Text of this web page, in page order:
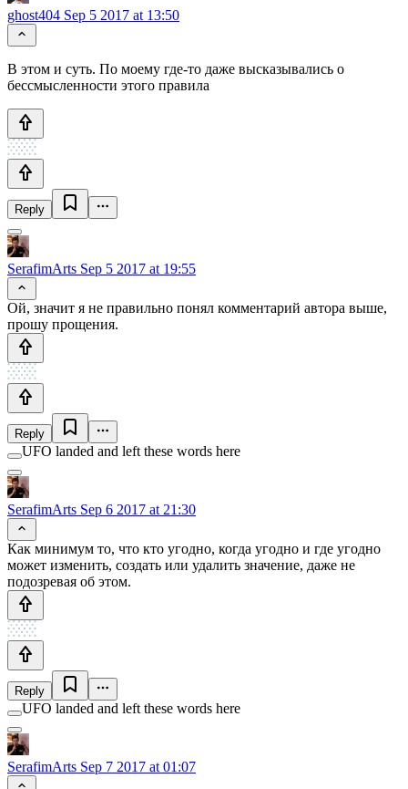
ghost404 Sep 5 2017 at 13:50
В этом и суть. По моему где-то даже высказывались о
бессмысленности этого правила
Reply
SerafimArts Sep 5 2017 at 19:55
Ой, значит я не правильно понял комментарий автора выше,
прошу прощения.
Reply
UFO landed and left these words here
SerafimArts Sep 6 2017 at 21:30
Как минимум то, что кто угодно, когда угодно и где угодно
может изменить, создать или удалить значение, даже не
подозревая об этом.
Reply
UFO landed and left these words here
SerafimArts Sep 7 2017 at 01:07